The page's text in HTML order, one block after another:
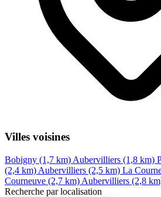
Villes voisines
Bobigny (1,7 km) Aubervilliers (1,8 km)
(2,4 km) Aubervilliers (2,5 km) La
Courneuve (2,7 km) Aubervilliers (2,8
Recherche par localisation